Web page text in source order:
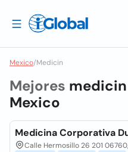
Mexico/Medicin
Mejores medicin
Mexico
Medicina Corporativa
Calle Hermosillo 26 201